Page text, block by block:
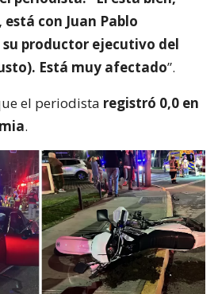
con Juan Pablo
su productor ejecutivo del
Está muy afectado”.
el periodista registró 0,0 en
.